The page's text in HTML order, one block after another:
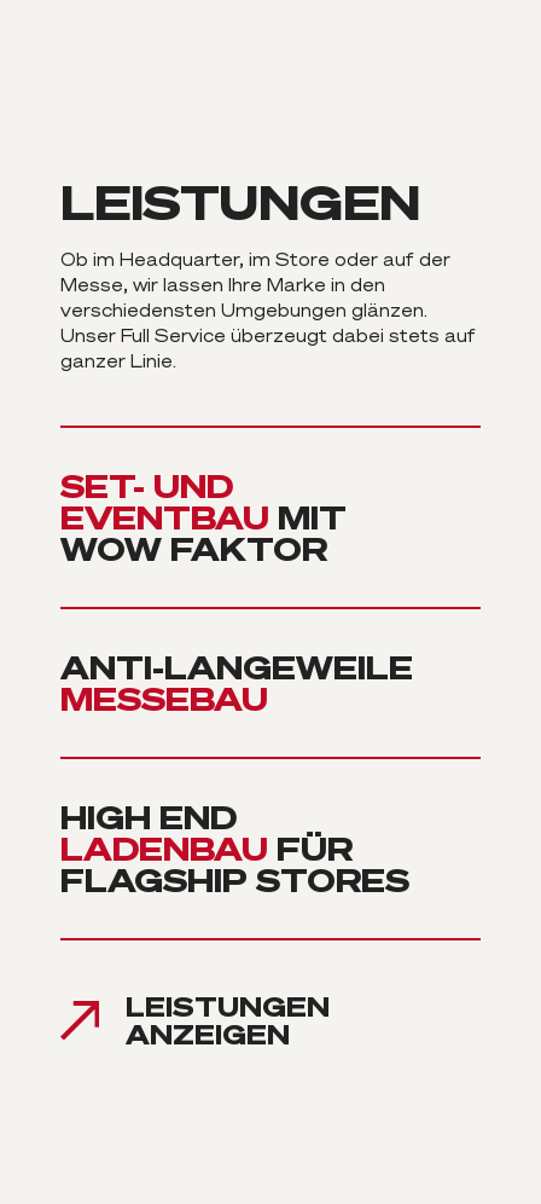
LEISTUNGEN
Ob im Headquarter, im Store oder auf der
Messe, wir lassen Ihre Marke in den
verschiedensten Umgebungen glänzen.
Unser Full Service überzeugt dabei stets auf
ganzer Linie.
SET- UND
EVENTBAU MIT
WOW FAKTOR
ANTI-LANGEWEILE
MESSEBAU
HIGH END
LADENBAU FÜR
FLAGSHIP STORES
LEISTUNGEN
ANZEIGEN